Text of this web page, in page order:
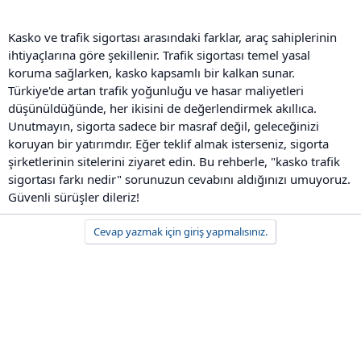
Kasko ve trafik sigortası arasındaki farklar, araç sahiplerinin
ihtiyaçlarına göre şekillenir. Trafik sigortası temel yasal
koruma sağlarken, kasko kapsamlı bir kalkan sunar.
Türkiye'de artan trafik yoğunluğu ve hasar maliyetleri
düşünüldüğünde, her ikisini de değerlendirmek akıllıca.
Unutmayın, sigorta sadece bir masraf değil, geleceğinizi
koruyan bir yatırımdır. Eğer teklif almak isterseniz, sigorta
şirketlerinin sitelerini ziyaret edin. Bu rehberle, "kasko trafik
sigortası farkı nedir" sorunuzun cevabını aldığınızı umuyoruz.
Güvenli sürüşler dileriz!
Cevap yazmak için giriş yapmalısınız.